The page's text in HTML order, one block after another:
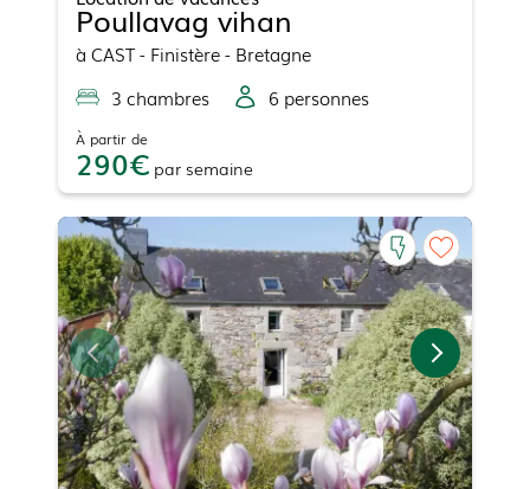
Poullavag vihan
à CAST- Finistère - Bretagne
3 chambres 6 personnes
À partir de
290 par semaine